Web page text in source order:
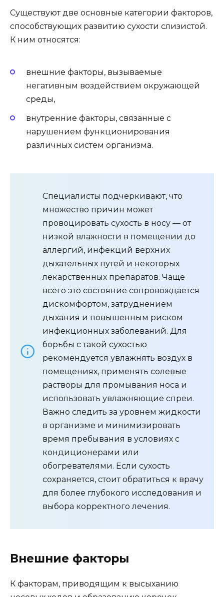
Существуют две основные категории факторов,
способствующих развитию сухости слизистой.
К ним относятся:
внешние факторы, вызываемые
негативным воздействием окружающей
среды,
внутренние факторы, связанные с
нарушением функционирования
различных систем организма.
Специалисты подчеркивают, что
множество причин может
провоцировать сухость в носу — от
низкой влажности в помещении до
аллергий, инфекций верхних
дыхательных путей и некоторых
лекарственных препаратов. Чаще
всего это состояние сопровождается
дискомфортом, затруднением
дыхания и повышенным риском
инфекционных заболеваний. Для
борьбы с такой сухостью
рекомендуется увлажнять воздух в
помещениях, применять солевые
растворы для промывания носа и
использовать увлажняющие спреи.
Важно следить за уровнем жидкости
в организме и минимизировать
время пребывания в условиях с
кондиционерами или
обогревателями. Если сухость
сохраняется, стоит обратиться к врачу
для более глубокого исследования и
выбора корректного лечения.
Внешние факторы
К факторам, приводящим к высыханию